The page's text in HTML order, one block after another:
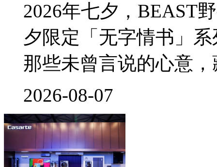
2026年七夕，BEAST
夕限定「无字情书」
那些未曾言说的心意
2026-08-07